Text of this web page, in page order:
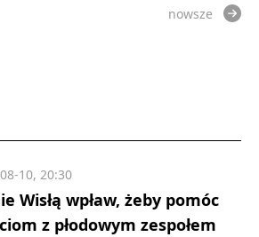
nowsze
Wisłą wpław, żeby pomóc
z płodowym zespołem
10, 20:30